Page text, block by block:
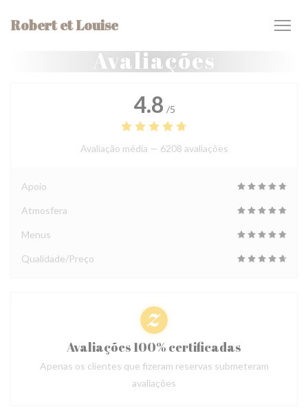
Robert et Louise
Avaliações
4.8 /5
Avaliação média — 6208 avaliações
Apoio
Atmosfera
Menus
Qualidade/Preço
Avaliações 100% certificadas
Apenas os clientes que fizeram reservas submeteram
avaliações